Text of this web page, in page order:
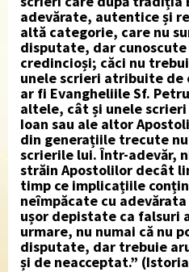
adevărate, autentice și
altă categorie, care nu
disputate, dar
credincioși; căci nu
unele scrieri atribuite
ar fi Evangheliile Sf.
altele, cât și unele scrieri
Ioan sau ale altor
din generațiile trecute
scrierile lui. Într-adevăr,
străin Apostolilor decât
timp ce implicațiile
neîmpăcate cu
ușor depistate ca falsuri
urmare, nu numai că nu
disputate, dar trebuie
și de neacceptat.”